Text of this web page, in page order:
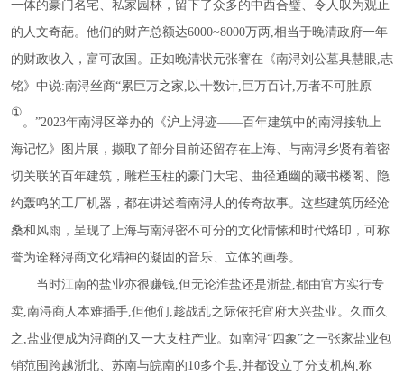
一体的豪门名宅、私家园林，留下了众多的中西合璧、令人叹为观止
的人文奇葩。他们的财产总额达6000~8000万两,相当于晚清政府一年
的财政收入，富可敌国。正如晚清状元张謇在《南浔刘公墓具慧眼,志
铭》中说:南浔丝商“累巨万之家,以十数计,巨万百计,万者不可胜原
①
。 ”2023年南浔区举办的《沪上浔迹——百年建筑中的南浔接轨上
海记忆》图片展，撷取了部分目前还留存在上海、与南浔乡贤有着密
切关联的百年建筑，雕栏玉柱的豪门大宅、曲径通幽的藏书楼阁、隐
约轰鸣的工厂机器，都在讲述着南浔人的传奇故事。这些建筑历经沧
桑和风雨，呈现了上海与南浔密不可分的文化情愫和时代烙印，可称
誉为诠释浔商文化精神的凝固的音乐、立体的画卷。
当时江南的盐业亦很赚钱,但无论淮盐还是浙盐,都由官方实行专
卖,南浔商人本难插手,但他们,趁战乱之际依托官府大兴盐业。久而久
之,盐业便成为浔商的又一大支柱产业。如南浔“四象”之一张家盐业包
销范围跨越浙北、苏南与皖南的10多个县,并都设立了分支机构,称